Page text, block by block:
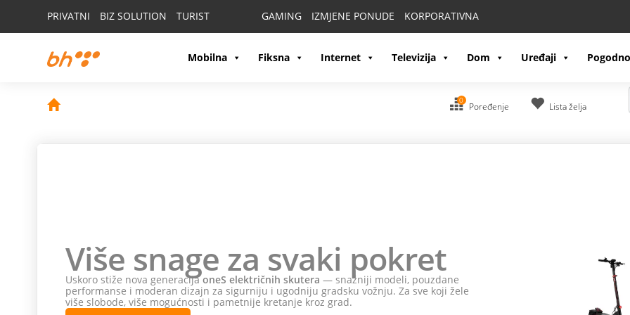
PRIVATNI BIZ SOLUTION TURIST GAMING IZMJENE PONUDE KORPORATIVNA
Mobilna Fiksna Internet Televizija Dom Uređaji
0
Poređenje Lista želja
Više snage za svaki pokret
Uskoro stiže nova generacijaoneS električnih skutera — snažniji modeli, pouzdane
performanse i moderan dizajn za sigurniju i ugodniju gradsku vožnju. Za sve koji žele
više slobode, više mogućnosti i pametnije kretanje kroz grad.